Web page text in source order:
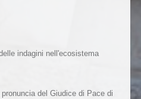
indagini nell'ecosistema
del Giudice di Pace di